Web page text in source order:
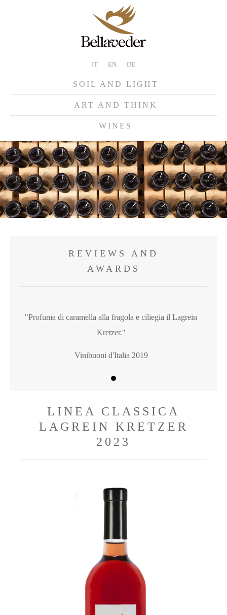
IT EN DE
SOIL AND LIGHT
ART AND THINK
WINES
REVIEWS AND
AWARDS
"Profuma di caramella alla fragola e ciliegia il Lagrein
Kretzer."
Vinibuoni d'Italia 2019
LINEA CLASSICA
LAGREIN KRETZER
2023